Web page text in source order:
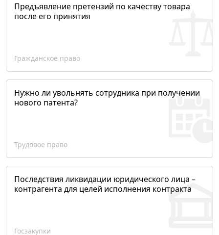
Предъявление претензий по качеству товара
после его принятия
Гражданское право
Нужно ли увольнять сотрудника при получении
нового патента?
Трудовое право
Последствия ликвидации юридического лица –
контрагента для целей исполнения контракта
Госзакупки